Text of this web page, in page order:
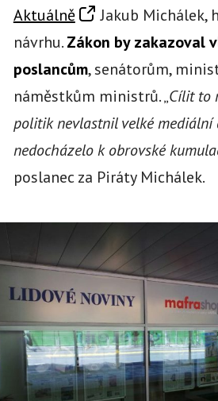
Aktuálně
Jakub Michálek,
návrhu.Zákon by zakazoval
poslancům, senátorům,
náměstkům ministrů. „Cílit to
politik nevlastnil velké mediální
nedocházelo k obrovské
poslanec za Piráty Michálek.